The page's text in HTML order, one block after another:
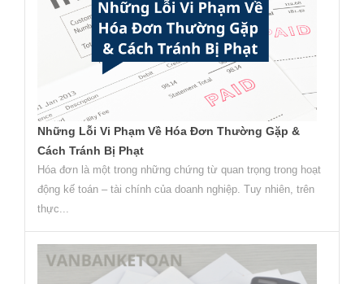
Những Lỗi Vi Phạm Về Hóa Đơn Thường Gặp &
Cách Tránh Bị Phạt
Hóa đơn là một trong những chứng từ quan trọng trong hoạt
động kế toán – tài chính của doanh nghiệp. Tuy nhiên, trên
thực...